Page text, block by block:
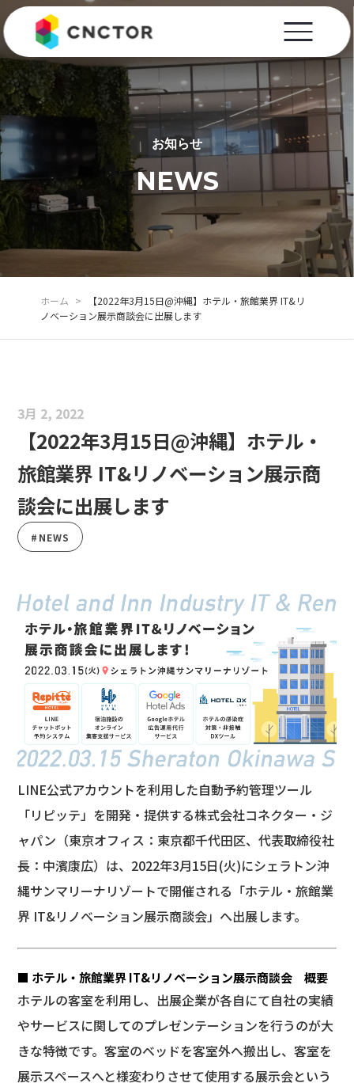
お知らせ
NEWS
ホーム >
【2022年3月15日@沖縄】ホテル・旅館業界 IT&リ
ノベーション展示商談会に出展します
3月 2, 2022
【2022年3月15日@沖縄】ホテル・
旅館業界 IT&リノベーション展示商
談会に出展します
#NEWS
LINE公式アカウントを利用した自動予約管理ツール
「リピッテ」を開発・提供する株式会社コネクター・ジ
ャパン​​（東京オフィス：東京都千代田区、代表取締役社
長：中濱康広）は、2022年3月15日(火)にシェラトン沖
縄サンマリーナリゾートで開催される「ホテル・旅館業
界 IT&リノベーション展示商談会」へ出展します。
■ ホテル・旅館業界 IT&リノベーション展示商談会 概要
ホテルの客室を利用し、出展企業が各自にて自社の実績
やサービスに関してのプレゼンテーションを行うのが大
きな特徴です。客室のベッドを客室外へ搬出し、客室を
展示スペースへと様変わりさせて使用する展示会という